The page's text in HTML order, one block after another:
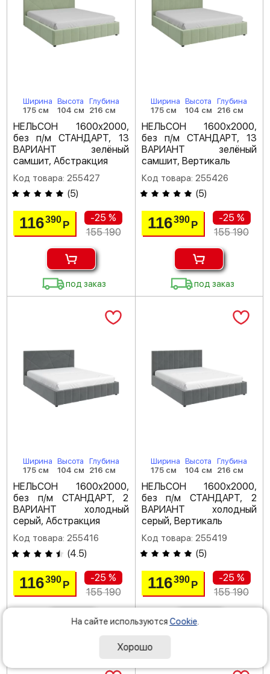
Ширина
175 см
Высота
104 см
Глубина
216 см
НЕЛЬСОН 1600х2000,
без п/м СТАНДАРТ, 13
ВАРИАНТ зелёный
самшит, Абстракция
Код товара: 255427
(5)
116390Р
-25 %
155 190
под заказ
Ширина
175 см
Высота
104 см
Глубина
216 см
НЕЛЬСОН 1600х2000,
без п/м СТАНДАРТ, 13
ВАРИАНТ зелёный
самшит, Вертикаль
Код товара: 255426
(5)
116390 Р
-25 %
155 190
под заказ
Ширина
175 см
Высота
104 см
Глубина
216 см
НЕЛЬСОН 1600х2000,
без п/м СТАНДАРТ, 2
ВАРИАНТ холодный
серый, Абстракция
Код товара: 255416
(4.5)
116390Р
-25 %
155 190
Ширина
175 см
Высота
104 см
Глубина
216 см
НЕЛЬСОН 1600х2000,
без п/м СТАНДАРТ, 2
ВАРИАНТ холодный
серый, Вертикаль
Код товара: 255419
(5)
116390 Р
-25 %
155 190
На сайте используются Cookie
Хорошо